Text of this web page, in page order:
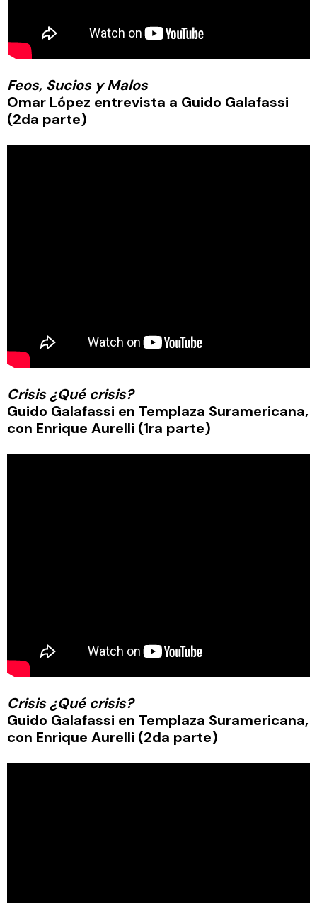
Feos, Sucios y Malos
Omar López entrevista a Guido Galafassi
(2da parte)
Crisis ¿Qué crisis?
Guido Galafassi en Templaza Suramericana,
con Enrique Aurelli (1ra parte)
Crisis ¿Qué crisis?
Guido Galafassi en Templaza Suramericana,
con Enrique Aurelli (2da parte)